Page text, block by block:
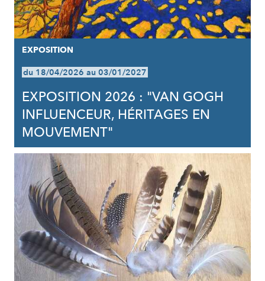
EXPOSITION
du 18/04/2026 au 03/01/2027
EXPOSITION 2026 : "VAN GOGH
INFLUENCEUR, HÉRITAGES EN
MOUVEMENT"